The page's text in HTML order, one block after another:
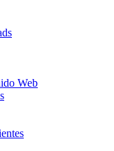
Web